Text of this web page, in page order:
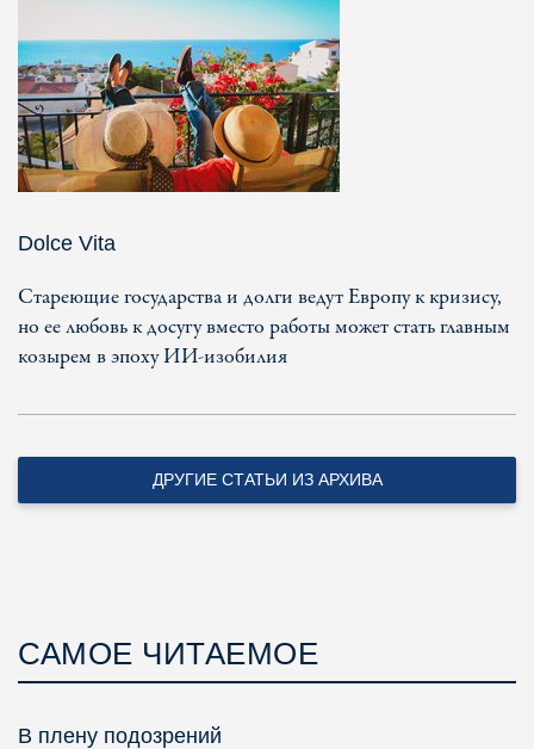
Dolce Vita
Стареющие государства и долги ведут Европу к кризису,
но ее любовь к досугу вместо работы может стать главным
козырем в эпоху ИИ-изобилия
ДРУГИЕ СТАТЬИ ИЗ АРХИВА
САМОЕ ЧИТАЕМОЕ
В плену подозрений